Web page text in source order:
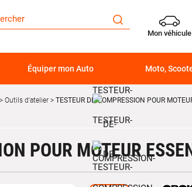
Mon véhicule
Équiper mon Auto Moto,
Outils d'atelier TESTEUR DE COMPRESSION POUR
POUR MOTEUR